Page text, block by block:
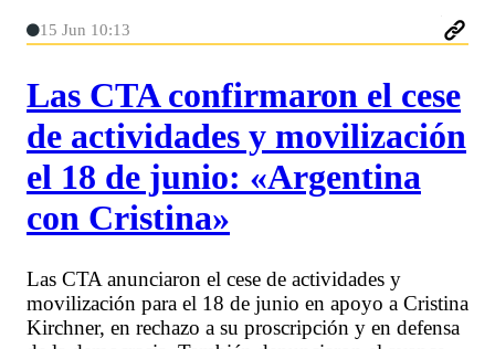
15 Jun 10:13
Las CTA confirmaron el cese
de actividades y movilización
el 18 de junio: «Argentina
con Cristina»
Las CTA anunciaron el cese de actividades y
movilización para el 18 de junio en apoyo a Cristina
Kirchner, en rechazo a su proscripción y en defensa